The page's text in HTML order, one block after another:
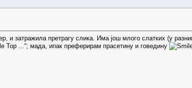
и затражила претрагу слика. Има још млого слатких (у
Top ...“; мада, ипак преферирам прасетину и говедину